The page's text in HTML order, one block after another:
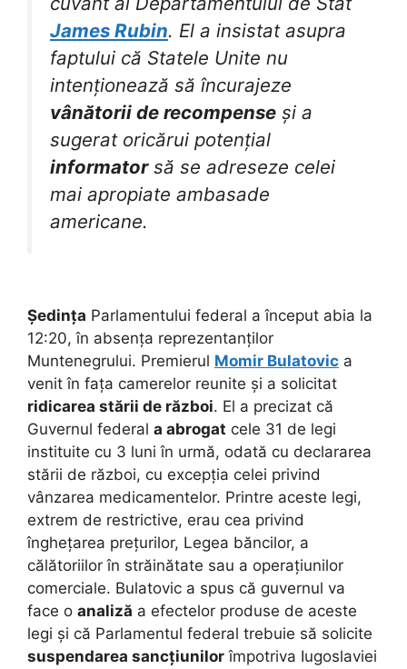
James Rubin. El a insistat asupra
faptului că Statele Unite nu
intenționează să încurajeze
vânătorii de recompense și a
sugerat oricărui potențial
informatorsă se adreseze celei
mai apropiate ambasade
americane.
Ședința Parlamentului federal a început abia la
12:20, în absența reprezentanților
Muntenegrului. Premierul Momir Bulatovic a
venit în fața camerelor reunite și a solicitat
ridicarea stării de război. El a precizat că
Guvernul federal a abrogat cele 31 de legi
instituite cu 3 luni în urmă, odată cu declararea
stării de război, cu excepția celei privind
vânzarea medicamentelor. Printre aceste legi,
extrem de restrictive, erau cea privind
înghețarea prețurilor, Legea băncilor, a
călătoriilor în străinătate sau a operațiunilor
comerciale. Bulatovic a spus că guvernul va
face o analiză a efectelor produse de aceste
legi și că Parlamentul federal trebuie să solicite
suspendarea sancțiunilor împotriva Iugoslaviei